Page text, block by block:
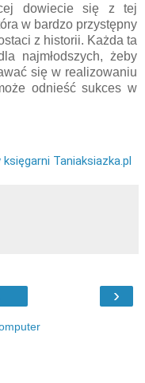
dowiecie się z tej
w bardzo przystępny
z historii. Każda ta
najmłodszych, żeby
się w realizowaniu
odnieść sukces w
Taniaksiazka.pl
›